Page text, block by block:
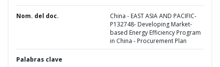
Nom. del doc.
China - EAST ASIA AND PACIFIC-
P132748- Developing Market-
based Energy Efficiency Program
in China - Procurement Plan
Palabras clave